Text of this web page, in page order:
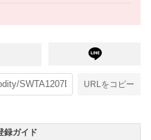
URLをコピー
録ガイド